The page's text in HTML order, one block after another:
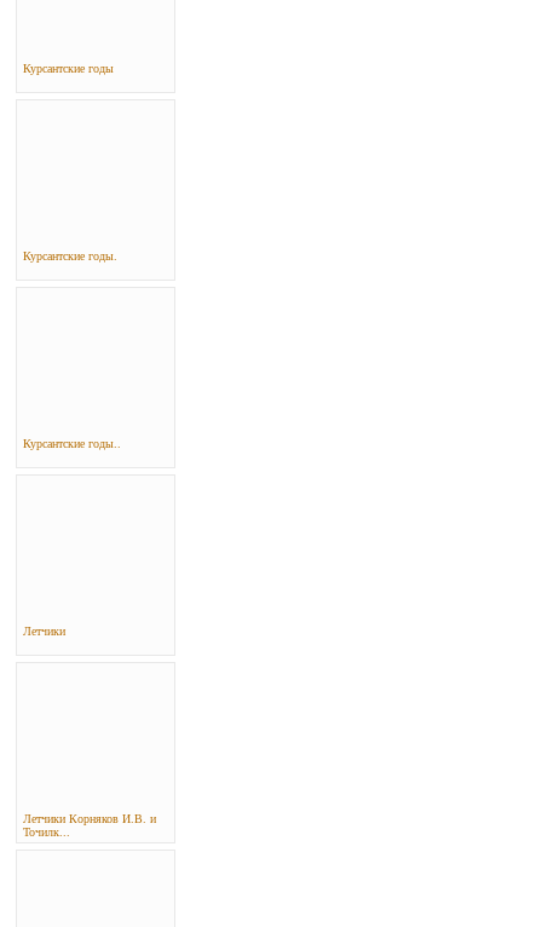
Курсантские годы
Курсантские годы.
Курсантские годы..
Летчики
Летчики Корняков И.В. и
Точилк...